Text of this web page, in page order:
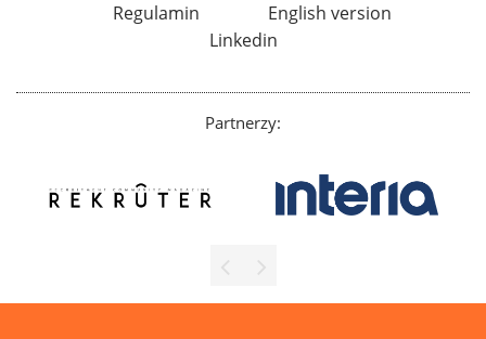
Regulamin
English version
Linkedin
Partnerzy: